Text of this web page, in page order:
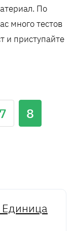
По
много тестов
и приступайте
7
8
Единица